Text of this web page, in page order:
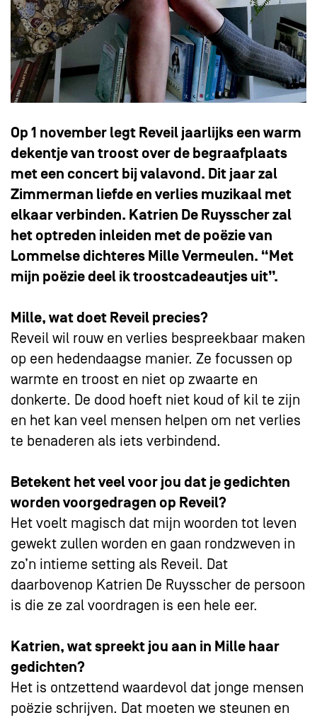
Op 1 november legt Reveil jaarlijks een warm
dekentje van troost over de begraafplaats
met een concert bij valavond. Dit jaar zal
Zimmerman liefde en verlies muzikaal met
elkaar verbinden. Katrien De Ruysscher zal
het optreden inleiden met de poëzie van
Lommelse dichteres Mille Vermeulen. “Met
mijn poëzie deel ik troostcadeautjes uit”.
Mille, wat doet Reveil precies?
Reveil wil rouw en verlies bespreekbaar maken
op een hedendaagse manier. Ze focussen op
warmte en troost en niet op zwaarte en
donkerte. De dood hoeft niet koud of kil te zijn
en het kan veel mensen helpen om net verlies
te benaderen als iets verbindend.
Betekent het veel voor jou dat je gedichten
worden voorgedragen op Reveil?
Het voelt magisch dat mijn woorden tot leven
gewekt zullen worden en gaan rondzweven in
zo’n intieme setting als Reveil. Dat
daarbovenop Katrien De Ruysscher de persoon
is die ze zal voordragen is een hele eer.
Katrien, wat spreekt jou aan in Mille haar
gedichten?
Het is ontzettend waardevol dat jonge mensen
poëzie schrijven. Dat moeten we steunen en